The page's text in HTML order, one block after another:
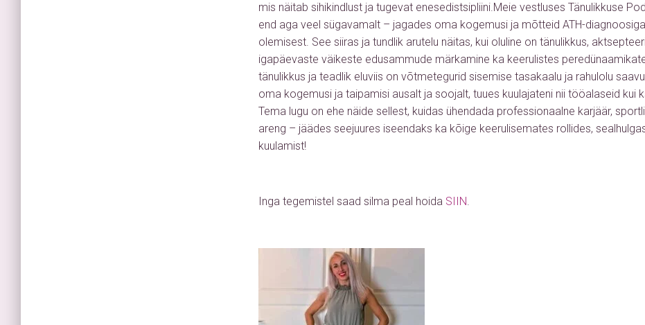
mis näitab sihikindlust ja tugevat enesedistsipliini.Meie vestluses Tänulikkuse
end aga veel sügavamalt – jagades oma kogemusi ja mõtteid ATH-
olemisest. See siiras ja tundlik arutelu näitas, kui oluline on tänulikkus,
igapäevaste väikeste edusammude märkamine ka keerulistes
tänulikkus ja teadlik eluviis on võtmetegurid sisemise tasakaalu ja rahulolu
oma kogemusi ja taipamisi ausalt ja soojalt, tuues kuulajateni nii tööalaseid kui
Tema lugu on ehe näide sellest, kuidas ühendada professionaalne karjäär,
areng – jäädes seejuures iseendaks ka kõige keerulisemates rollides,
kuulamist!
Inga tegemistel saad silma peal hoida SIIN.